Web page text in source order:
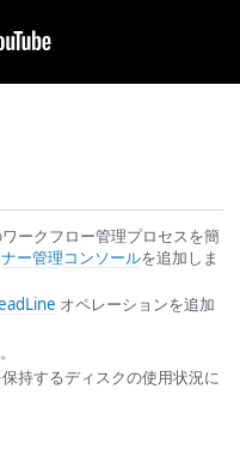
ークフロー管理プロセスを簡
ー管理コンソールを追加しま
オペレーションを追加
持するディスクの使用状況に